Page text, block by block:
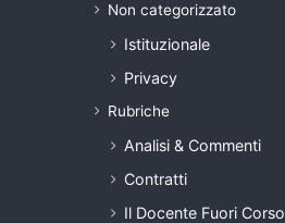
Non categorizzato
Istituzionale
Privacy
Rubriche
Analisi & Commenti
Contratti
Il Docente Fuori Corso